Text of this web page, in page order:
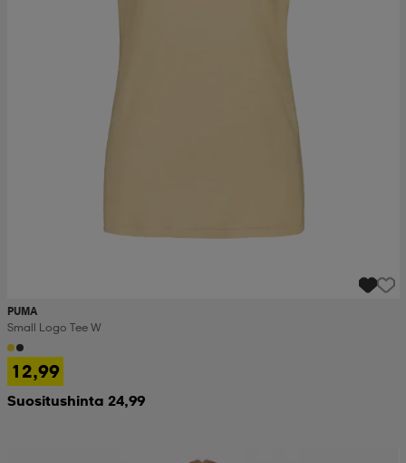
PUMA
Small Logo Tee W
12,99
Suositushinta 24,99